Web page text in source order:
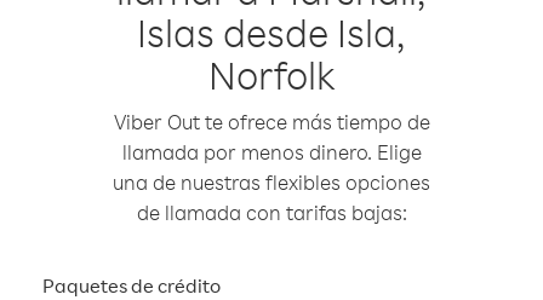
Islas desde Isla,
Norfolk
Viber Out te ofrece más tiempo de
llamada por menos dinero. Elige
una de nuestras flexibles opciones
de llamada con tarifas bajas:
Paquetes de crédito